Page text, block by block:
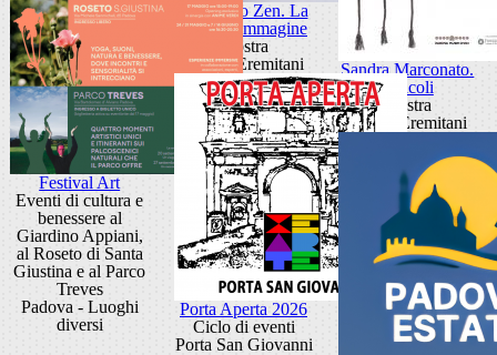
Giancarlo Zen. La
luce fa l'immagine
Mostra
Museo Eremitani
Sandra Marconato.
Oracoli
Mostra
Museo Eremitani
Festival Art
Eventi di cultura e
benessere al
Giardino Appiani,
al Roseto di Santa
Giustina e al Parco
Treves
Padova - Luoghi
diversi
Porta Aperta 2026
Ciclo di eventi
Porta San Giovanni